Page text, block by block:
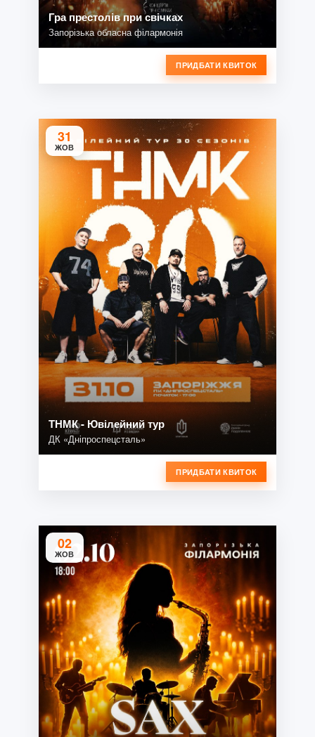
Гра престолів при свічках
Запорізька обласна філармонія
ПРИДБАТИ КВИТОК
31
ЖОВ
ТНМК - Ювілейний тур
ДК «Дніпроспецсталь»
ПРИДБАТИ КВИТОК
02
ЖОВ